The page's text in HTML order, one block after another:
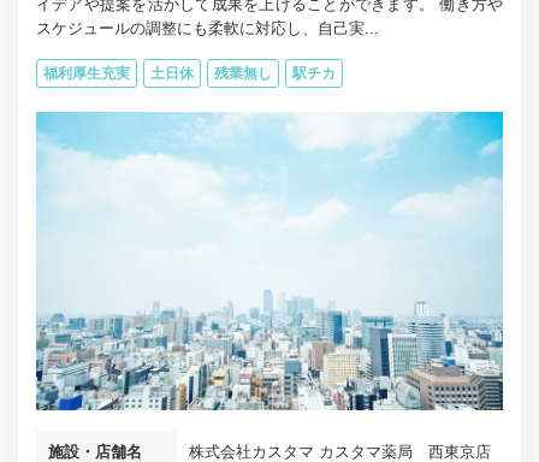
イデアや提案を活かして成果を上げることができます。 働き方や
スケジュールの調整にも柔軟に対応し、自己実...
福利厚生充実 土日休 残業無し 駅チカ
施設・店舗名 株式会社カスタマ カスタマ薬局 西東京店